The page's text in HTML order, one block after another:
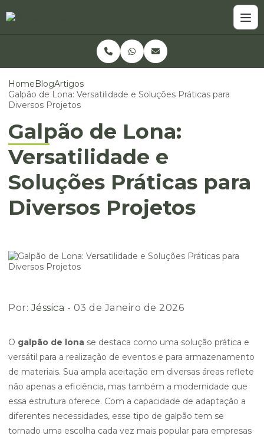
HomeBlogArtigos
Galpão de Lona: Versatilidade e Soluções Práticas para
Diversos Projetos
Galpão de Lona:
Versatilidade e
Soluções Práticas para
Diversos Projetos
Por:Jéssica - 03 de Janeiro de 2026
O galpão de lona se destaca como uma solução prática e
versátil para a realização de eventos e para armazenamento
de materiais. Sua ampla aceitação em diversas áreas reflete
não apenas a eficiência, mas também a modernidade que
essa estrutura oferece. Com a capacidade de adaptação a
diferentes necessidades, esse tipo de galpão tem se
tornado uma escolha cada vez mais popular para empresas